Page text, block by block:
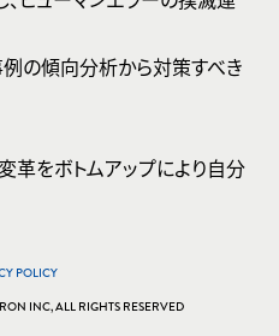
の傾向分析から対策すべき
革をボトムアップにより自分
POLICY
INC, ALL RIGHTS RESERVED